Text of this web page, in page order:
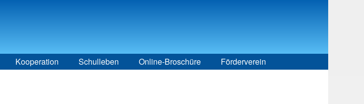
Kooperation Schulleben Online-Broschüre Förderverein